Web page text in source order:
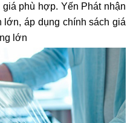
phù hợp. Yến Phát nhận
áp dụng chính sách giá
lớn